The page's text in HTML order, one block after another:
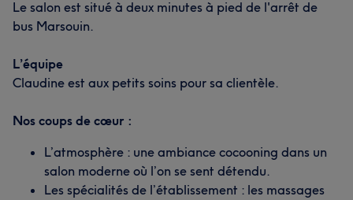
Le salon est situé à deux minutes à pied de l'arrêt de
bus Marsouin.
L’équipe
Claudine est aux petits soins pour sa clientèle.
Nos coups de cœur :
L’atmosphère : une ambiance cocooning dans un
salon moderne où l’on se sent détendu.
Les spécialités de l’établissement : les massages